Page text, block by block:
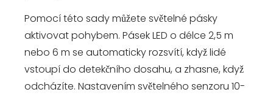
Pomocí této sady můžete světelné pásky
aktivovat pohybem. Pásek LED o délce 2,5 m
nebo 6 m se automaticky rozsvítí, když lidé
vstoupí do detekčního dosahu, a zhasne, když
odcházíte. Nastavením světelného senzoru 10-